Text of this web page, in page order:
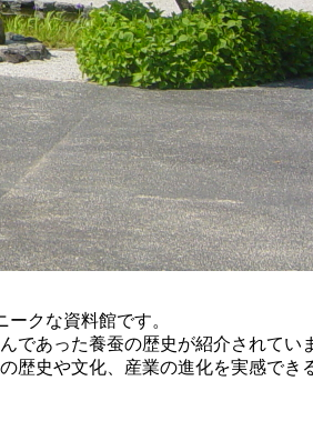
クな資料館です。
であった養蚕の歴史が紹介されてい
歴史や文化、産業の進化を実感でき